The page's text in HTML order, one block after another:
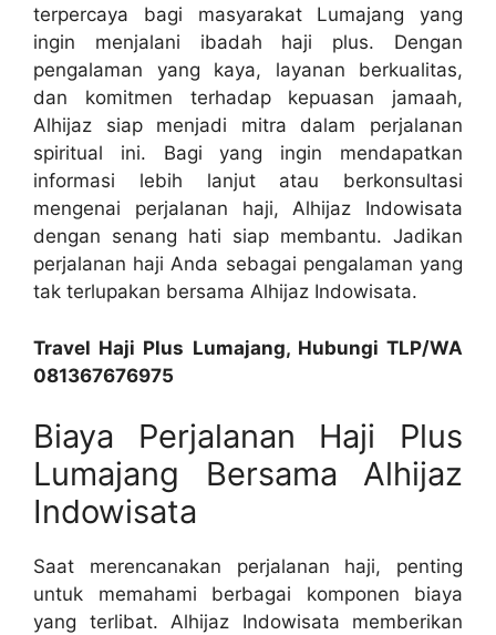
terpercaya bagi masyarakat Lumajang yang
ingin menjalani ibadah haji plus. Dengan
pengalaman yang kaya, layanan berkualitas,
dan komitmen terhadap kepuasan jamaah,
Alhijaz siap menjadi mitra dalam perjalanan
spiritual ini. Bagi yang ingin mendapatkan
informasi lebih lanjut atau berkonsultasi
mengenai perjalanan haji, Alhijaz Indowisata
dengan senang hati siap membantu. Jadikan
perjalanan haji Anda sebagai pengalaman yang
tak terlupakan bersama Alhijaz Indowisata.
Travel Haji Plus Lumajang, Hubungi TLP/WA
081367676975
Biaya Perjalanan Haji Plus
Lumajang Bersama Alhijaz
Indowisata
Saat merencanakan perjalanan haji, penting
untuk memahami berbagai komponen biaya
yang terlibat. Alhijaz Indowisata memberikan